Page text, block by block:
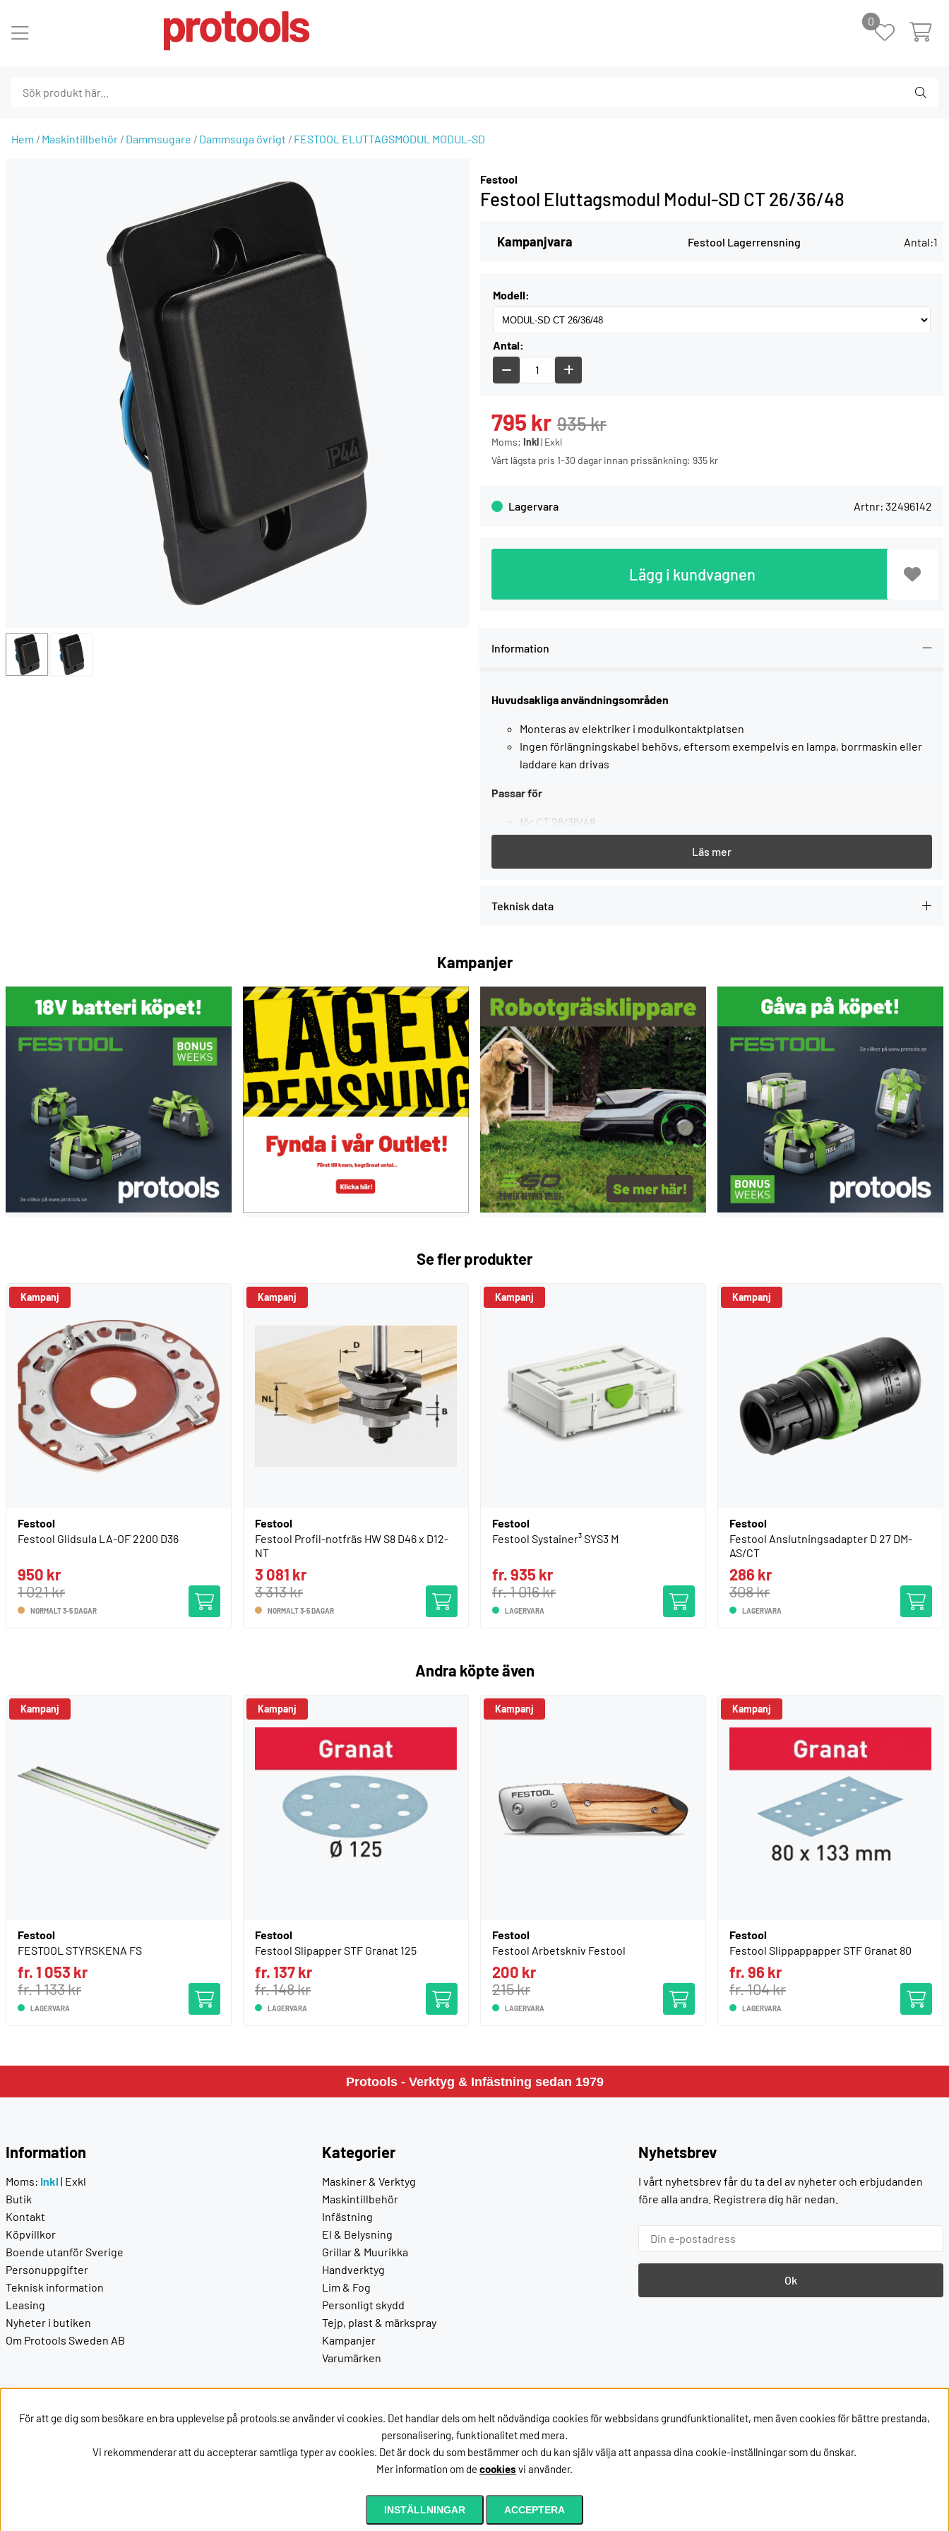
0
Hem Maskintillbehör Dammsugare Dammsuga övrigt FESTOOL ELUTTAGSMODUL MODUL-SD
Festool
Festool Eluttagsmodul Modul-SD CT 26/36/48
Kampanjvara Festool Lagerrensning Antal:1
Modell:
Antal:
935kr
795kr
Moms: Inkl| Exkl
Vårt lägsta pris 1-30 dagar innan prissänkning: 935 kr
Lagervara Artnr: 32496142
Lägg i kundvagnen
Information
Huvudsakliga användningsområden
Monteras av elektriker i modulkontaktplatsen
Ingen förlängningskabel behövs, eftersom exempelvis en lampa, borrmaskin eller
laddare kan drivas
Passar för
för CT 26/36/48
Teknisk data
Kampanjer
Se fler produkter
Kampanj
Festool
Festool Glidsula LA-OF 2200 D36
950 kr
1 021 kr
NORMALT 3-5 DAGAR
Kampanj
Festool
Festool Profil-notfräs HW S8 D46 x D12-
NT
3 081 kr
3 313 kr
NORMALT 3-5 DAGAR
Kampanj
Festool
Festool Systainer³ SYS3 M
fr. 935 kr
fr. 1 016 kr
LAGERVARA
Kampanj
Festool
Festool Anslutningsadapter D 27 DM-
AS/CT
286 kr
308 kr
LAGERVARA
Andra köpte även
Kampanj
Festool
FESTOOL STYRSKENA FS
fr. 1 053 kr
fr. 1 133 kr
LAGERVARA
Kampanj
Festool
Festool Slipapper STF Granat 125
fr. 137 kr
fr. 148 kr
LAGERVARA
Kampanj
Festool
Festool Arbetskniv Festool
200 kr
215 kr
LAGERVARA
Kampanj
Festool
Festool Slippappapper STF Granat 80
fr. 96 kr
fr. 104 kr
LAGERVARA
Protools - Verktyg & Infästning sedan 1979
Information
Moms: Inkl | Exkl
Butik
Kontakt
Köpvillkor
Boende utanför Sverige
Personuppgifter
Teknisk information
Leasing
Nyheter i butiken
Om Protools Sweden AB
Kategorier
Maskiner & Verktyg
Maskintillbehör
Infästning
El & Belysning
Grillar & Muurikka
Handverktyg
Lim & Fog
Personligt skydd
Tejp, plast & märkspray
Kampanjer
Varumärken
Nyhetsbrev
I vårt nyhetsbrev får du ta del av nyheter och erbjudanden
före alla andra. Registrera dig här nedan.
Ok
Kontakta oss via
eller ring oss på +46162002020
För att ge dig som besökare en bra upplevelse på protools.se använder vi cookies. Det handlar dels om helt nödvändiga cookies för webbsidans grundfunktionalitet, men även cookies för bättre prestanda,
personalisering, funktionalitet med mera.
Vi rekommenderar att du accepterar samtliga typer av cookies. Det är dock du som bestämmer och du kan själv välja att anpassa dina cookie-inställningar som du önskar.
Mer information om de cookies vi använder.
INSTÄLLNINGAR ACCEPTERA